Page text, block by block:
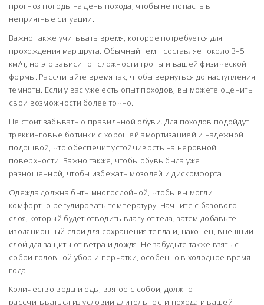
прогноз погоды на день похода, чтобы не попасть в
неприятные ситуации.
Важно также учитывать время, которое потребуется для
прохождения маршрута. Обычный темп составляет около 3–5
км/ч, но это зависит от сложности тропы и вашей физической
формы. Рассчитайте время так, чтобы вернуться до наступления
темноты. Если у вас уже есть опыт походов, вы можете оценить
свои возможности более точно.
Не стоит забывать о правильной обуви. Для походов подойдут
треккинговые ботинки с хорошей амортизацией и надежной
подошвой, что обеспечит устойчивость на неровной
поверхности. Важно также, чтобы обувь была уже
разношенной, чтобы избежать мозолей и дискомфорта.
Одежда должна быть многослойной, чтобы вы могли
комфортно регулировать температуру. Начните с базового
слоя, который будет отводить влагу от тела, затем добавьте
изоляционный слой для сохранения тепла и, наконец, внешний
слой для защиты от ветра и дождя. Не забудьте также взять с
собой головной убор и перчатки, особенно в холодное время
года.
Количество воды и еды, взятое с собой, должно
рассчитываться из условий длительности похода и вашей